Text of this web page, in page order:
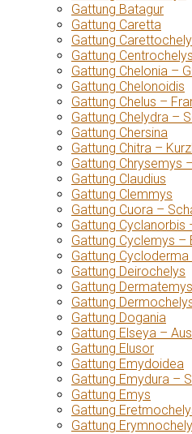
Gattung Batagur
Gattung Caretta
Gattung
Gattung Centrochelys
Gattung Chelonia –
Gattung Chelonoidis
Gattung Chelus –
Gattung Chelydra –
Gattung Chersina
Gattung Chitra –
Gattung Chrysemys
Gattung Claudius
Gattung Clemmys
Gattung Cuora –
Gattung Cyclanorbis
Gattung Cyclemys –
Gattung
Gattung Deirochelys
Gattung
Gattung
Gattung Dogania
Gattung Elseya –
Gattung Elusor
Gattung Emydoidea
Gattung Emydura –
Gattung Emys
Gattung
Gattung